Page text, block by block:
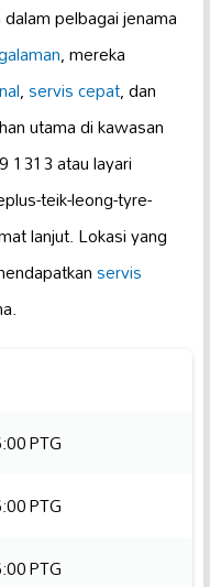
pelbagai jenama
, mereka
,servis cepat, dan
utama di kawasan
1313 atau layari
teik-leong-tyre-
lanjut. Lokasi yang
servis
PTG
PTG
PTG